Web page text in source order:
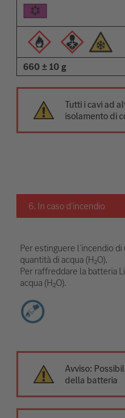
660 ± 10 g
Tutti i cavi ad
isolamento di
6. In caso d’incendio
Per estinguere l’incendio
quantità di acqua (H₂O).
Per raffreddare la batteria
acqua (H₂O).
Avviso:
della batteria